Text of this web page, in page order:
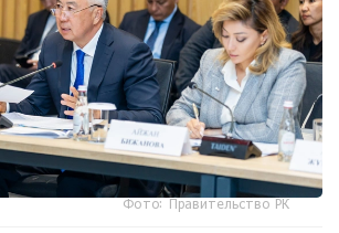
Фото: Правительство РК